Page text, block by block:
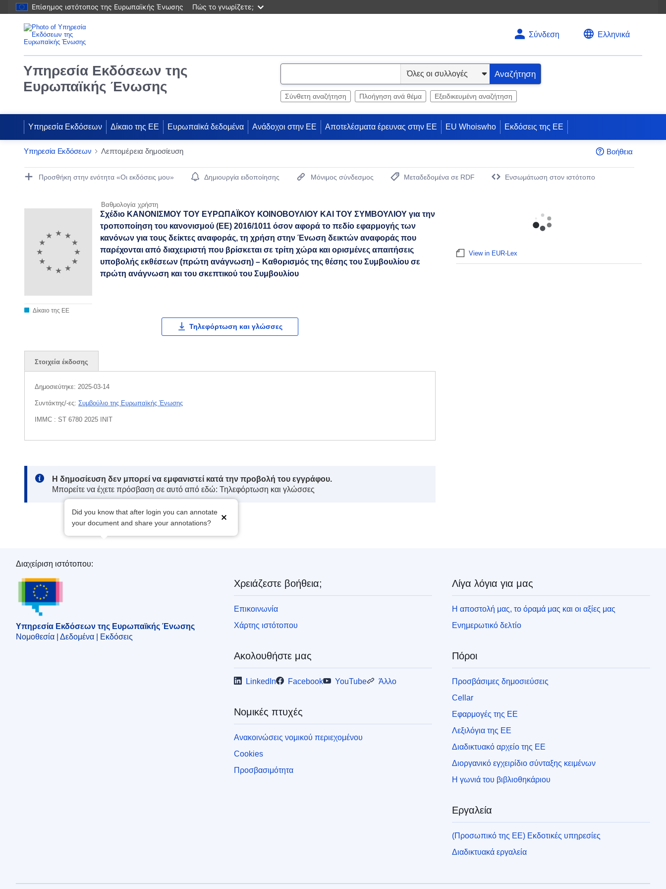
Επίσημος ιστότοπος της Ευρωπαϊκής Ένωσης Πώς το γνωρίζετε;
Σύνδεση Ελληνικά
Υπηρεσία Εκδόσεων της
Ευρωπαϊκής Ένωσης
e
Αναζήτηση
Σύνθετη αναζήτηση Πλοήγηση ανά θέμα Εξειδικευμένη αναζήτηση
Υπηρεσία Εκδόσεων Δίκαιο της ΕΕ Ευρωπαϊκά δεδομένα Ανάδοχοι στην ΕΕ Αποτελέσματα έρευνας στην ΕΕ EU Whoiswho Εκδόσεις της ΕΕ
Υπηρεσία Εκδόσεων Λεπτομέρεια δημοσίευση Βοήθεια
Publication Detail Actions Portlet
Προσθήκη στην ενότητα «Οι εκδόσεις μου» Δημιουργία ειδοποίησης Μόνιμος σύνδεσμος
Μεταδεδομένα σε RDF
Eνσωμάτωση στον ιστότοπο
Βαθμολογία χρήστη
Δίκαιο της ΕΕ
Σχέδιο ΚΑΝΟΝΙΣΜΟΥ ΤΟΥ ΕΥΡΩΠΑΪΚΟΥ ΚΟΙΝΟΒΟΥΛΙΟΥ ΚΑΙ ΤΟΥ ΣΥΜΒΟΥΛΙΟΥ για την
τροποποίηση του κανονισμού (ΕΕ) 2016/1011 όσον αφορά το πεδίο εφαρμογής των
κανόνων για τους δείκτες αναφοράς, τη χρήση στην Ένωση δεικτών αναφοράς που
παρέχονται από διαχειριστή που βρίσκεται σε τρίτη χώρα και ορισμένες απαιτήσεις
υποβολής εκθέσεων (πρώτη ανάγνωση) – Καθορισμός της θέσης του Συμβουλίου σε
πρώτη ανάγνωση και του σκεπτικού του Συμβουλίου
Τηλεφόρτωση και γλώσσες
Στοιχεία έκδοσης
Δημοσιεύτηκε: 2025-03-14
Συντάκτης/-ες: Συμβούλιο της Ευρωπαϊκής Ένωσης
IMMC : ST 6780 2025 INIT
Note:
Η δημοσίευση δεν μπορεί να εμφανιστεί κατά την προβολή του εγγράφου.
Μπορείτε να έχετε πρόσβαση σε αυτό από εδώ: Τηλεφόρτωση και γλώσσες
Did you know that after login you can annotate
your document and share your annotations?
View in EUR-Lex
Υπηρεσία Εκδόσεων της Ευρωπαϊκής Ένωσης
Διαχείριση ιστότοπου:
Υπηρεσία Εκδόσεων της Ευρωπαϊκής Ένωσης
Νομοθεσία | Δεδομένα | Εκδόσεις
Χρειάζεστε βοήθεια;
Επικοινωνία
Χάρτης ιστότοπου
Ακολουθήστε μας
LinkedIn Facebook YouTube Άλλο
Νομικές πτυχές
Ανακοινώσεις νομικού περιεχομένου
Cookies
Προσβασιμότητα
Λίγα λόγια για μας
Η αποστολή μας, το όραμά μας και οι αξίες μας
Ενημερωτικό δελτίο
Πόροι
Προσβάσιμες δημοσιεύσεις
Cellar
Εφαρμογές της ΕΕ
Λεξιλόγια της ΕΕ
Διαδικτυακό αρχείο της ΕΕ
Διοργανικό εγχειρίδιο σύνταξης κειμένων
Η γωνιά του βιβλιοθηκάριου
Εργαλεία
(Προσωπικό της ΕΕ) Εκδοτικές υπηρεσίες
Διαδικτυακά εργαλεία